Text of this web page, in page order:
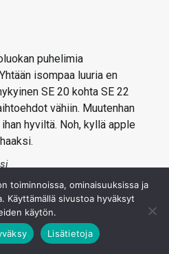
puhelimia
isompaa luuria en
SE 20 kohta SE 22
vähiin. Muutenhan
hyviltä. Noh, kyllä apple
toiminnoissa, ominaisuuksissa ja
Käyttämällä sivustoa hyväksyt
käytön.
Lisätietoja